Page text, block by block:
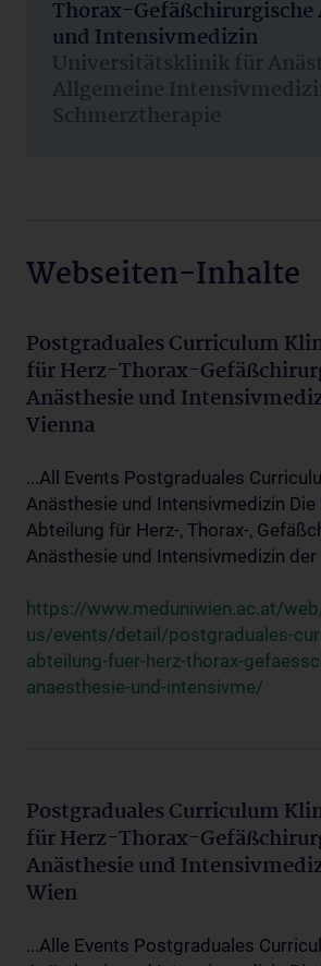
Thorax-Gefäßchirurgische
und Intensivmedizin
Universitätsklinik für
Allgemeine
Schmerztherapie
Webseiten-Inhalte
Postgraduales Curriculum
für Herz-Thorax-
Anästhesie und
Vienna
...All Events Postgraduales
Anästhesie und Intensivmedizin Die
Abteilung für Herz-, Thorax-,
Anästhesie und Intensivmedizin
https://www.meduniwien.ac.at/
us/events/detail/postgraduales-
abteilung-fuer-herz-thorax-
anaesthesie-und-intensivme/
Postgraduales Curriculum
für Herz-Thorax-
Anästhesie und
Wien
...Alle Events Postgraduales